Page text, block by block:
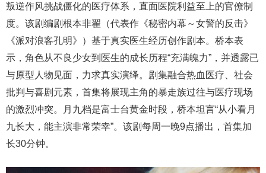
叛逆作风挑战僵化的医疗体系，直面医院利益至上的官僚制
度。该剧编剧根本非翟（代表作《秘密内幕～女警的反击》
《派对浪客孔明》）基于真实医生经历创作剧本。桥本表
示，角色从不良少女到医生的成长历程“充满魄力”，并透露已
与原型人物见面，力求真实演绎。剧集融合热血医疗、社会
批判与喜剧元素，首集将展现主角的暴走族过往与医疗现场
的激烈冲突。月九档是富士台黄金时段，桥本坦言“从小看月
九长大，能主演非常荣幸”。该剧每周一晚9点播出，首集加
长30分钟。